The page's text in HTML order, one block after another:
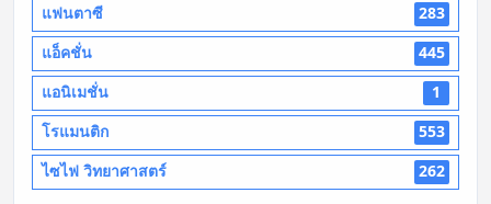
แฟนตาซี
283
แอ็คชั่น
445
แอนิเมชั่น
1
โรแมนติก
553
ไซไฟ วิทยาศาสตร์
262